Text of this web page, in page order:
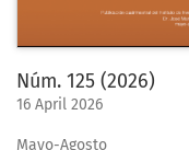
Núm. 125 (2026)
16 April 2026
Mayo-Agosto